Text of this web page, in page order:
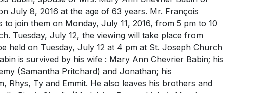
July 8, 2016 at the age of 63 years. Mr. François
to join them on Monday, July 11, 2016, from 5 pm to 10
Tuesday, July 12, the viewing will take place from
held on Tuesday, July 12 at 4 pm at St. Joseph Church
is survived by his wife : Mary Ann Chevrier Babin; his
(Samantha Pritchard) and Jonathan; his
Rhys, Ty and Emmit. He also leaves his brothers and